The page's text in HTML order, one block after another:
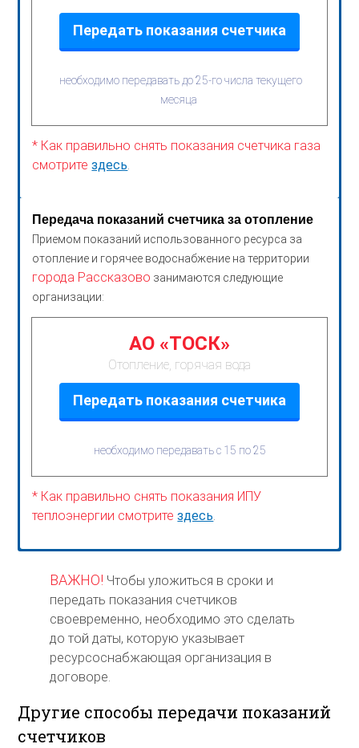
Передать показания счетчика
необходимо передавать до 25-го числа текущего
месяца
* Как правильно снять показания счетчика газа
смотритездесь
Передача показаний счетчика за отопление
Приемом показаний использованного ресурса за
отопление и горячее водоснабжение на территории
города Рассказово занимаются следующие
организации:
АО «ТОСК»
Отопление, горячая вода
Передать показания счетчика
необходимо передавать с 15 по 25
* Как правильно снять показания ИПУ
теплоэнергии смотритездесь
ВАЖНО! Чтобы уложиться в сроки и
передать показания счетчиков
своевременно, необходимо это сделать
до той даты, которую указывает
ресурсоснабжающая организация в
договоре.
Другие способы передачи показаний
счетчиков